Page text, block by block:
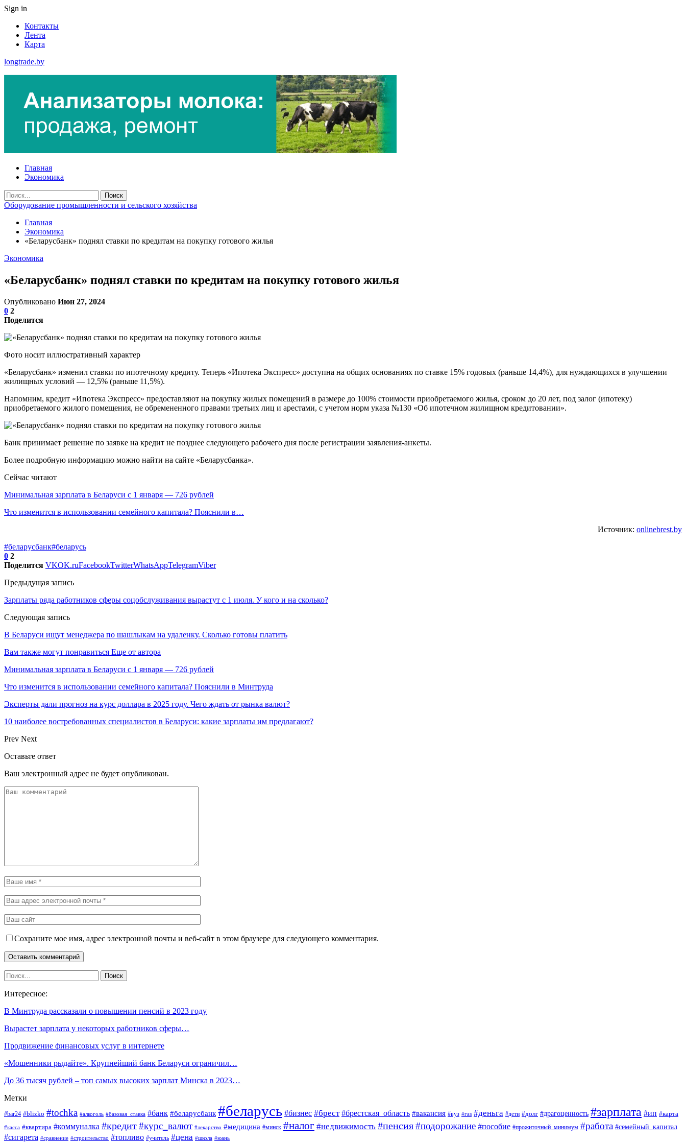
Sign in
Контакты
Лента
Карта
longtrade.by
Главная
Экономика
Оборудование промышленности и сельского хозяйства
Главная
Экономика
«Беларусбанк» поднял ставки по кредитам на покупку готового жилья
Экономика
«Беларусбанк» поднял ставки по кредитам на покупку готового жилья
Опубликовано Июн 27, 2024
0 2
Поделится
Фото носит иллюстративный характер
«Беларусбанк» изменил ставки по ипотечному кредиту. Теперь «Ипотека Экспресс» доступна на общих основаниях по ставке 15% годовых (раньше 14,4%), для нуждающихся в улучшении
жилищных условий — 12,5% (раньше 11,5%).
Напомним, кредит «Ипотека Экспресс» предоставляют на покупку жилых помещений в размере до 100% стоимости приобретаемого жилья, сроком до 20 лет, под залог (ипотеку)
приобретаемого жилого помещения, не обремененного правами третьих лиц и арестами, с учетом норм указа №130 «Об ипотечном жилищном кредитовании».
Банк принимает решение по заявке на кредит не позднее следующего рабочего дня после регистрации заявления-анкеты.
Более подробную информацию можно найти на сайте «Беларусбанка».
Сейчас читают
Минимальная зарплата в Беларуси с 1 января — 726 рублей
Что изменится в использовании семейного капитала? Пояснили в…
Источник: onlinebrest.by
#беларусбанк#беларусь
0 2
Поделится VKOK.ruFacebookTwitterWhatsAppTelegramViber
Предыдущая запись
Зарплаты ряда работников сферы соцобслуживания вырастут с 1 июля. У кого и на сколько?
Следующая запись
В Беларуси ищут менеджера по шашлыкам на удаленку. Сколько готовы платить
Вам также могут понравиться Еще от автора
Минимальная зарплата в Беларуси с 1 января — 726 рублей
Что изменится в использовании семейного капитала? Пояснили в Минтруда
Эксперты дали прогноз на курс доллара в 2025 году. Чего ждать от рынка валют?
10 наиболее востребованных специалистов в Беларуси: какие зарплаты им предлагают?
Prev Next
Оставьте ответ
Ваш электронный адрес не будет опубликован.
Сохраните мое имя, адрес электронной почты и веб-сайт в этом браузере для следующего комментария.
Интересное:
В Минтруда рассказали о повышении пенсий в 2023 году
Вырастет зарплата у некоторых работников сферы…
Продвижение финансовых услуг в интернете
«Мошенники рыдайте». Крупнейший банк Беларуси ограничил…
До 36 тысяч рублей – топ самых высоких зарплат Минска в 2023…
Метки
#bar24 #blizko #tochka #алкоголь #базовая_ставка #банк #беларусбанк #беларусь #бизнес #брест #брестская_область #вакансия #вуз #газ #деньга #дети #долг #драгоценность #зарплата #ип #карта
#касса #квартира #коммуналка #кредит#курс_валют #лекарство #медицина #минск #налог #недвижимость #пенсия#подорожание #пособие #прожиточный_минимум #работа #семейный_капитал
#сигарета #сравнение #строительство #топливо #учитель #цена #школа #юань